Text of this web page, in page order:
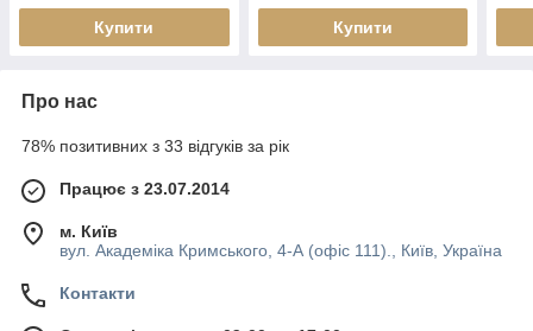
Купити Купити
Про нас
78% позитивних з 33 відгуків за рік
Працює з 23.07.2014
м. Київ
вул. Академіка Кримського, 4-А (офіс 111)., Київ, Україна
Контакти